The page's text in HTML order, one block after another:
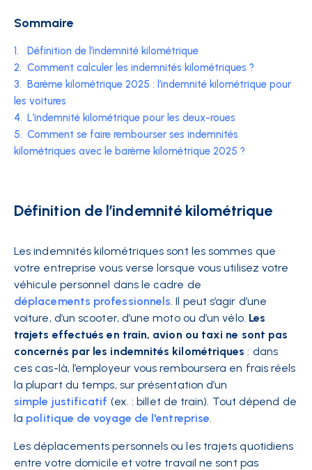
Sommaire
1.
Définition de l’indemnité kilométrique
2. Comment calculer les indemnités kilométriques ?
3. Barème kilométrique 2025 : l’indemnité kilométrique pour
les voitures
4. L’indemnité kilométrique pour les deux-roues
5. Comment se faire rembourser ses indemnités
kilométriques avec le barème kilométrique 2025 ?
Définition de l’indemnité kilométrique
Les indemnités kilométriques sont les sommes que
votre entreprise vous verse lorsque vous utilisez votre
véhicule personnel dans le cadre de
déplacements professionnels. Il peut s’agir d’une
voiture, d’un scooter, d’une moto ou d’un vélo. Les
trajets effectués en train, avion ou taxi ne sont pas
concernés par les indemnités kilométriques : dans
ces cas-là, l’employeur vous remboursera en frais réels
la plupart du temps, sur présentation d’un
simple justificatif (ex. : billet de train). Tout dépend de
la politique de voyage de l'entreprise.
Les déplacements personnels ou les trajets quotidiens
entre votre domicile et votre travail ne sont pas